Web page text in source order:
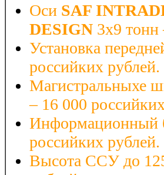
Оси SAF
DESIGN 3х9 тонн
Установка
российких рублей.
Магистральныхе
– 16 000
Информационный
российких рублей.
Высота ССУ до